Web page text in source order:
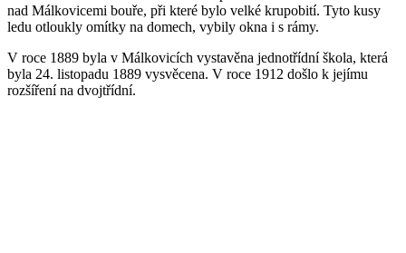
nad Málkovicemi bouře, při které bylo velké krupobití. Tyto kusy
ledu otloukly omítky na domech, vybily okna i s rámy.
V roce 1889 byla v Málkovicích vystavěna jednotřídní škola, která
byla 24. listopadu 1889 vysvěcena. V roce 1912 došlo k jejímu
rozšíření na dvojtřídní.